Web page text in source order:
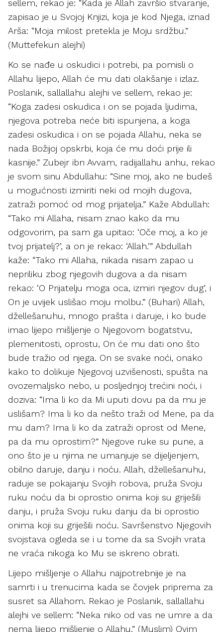
sellem, rekao je: “Kada je Allah završio stvaranje,
zapisao je u Svojoj Knjizi, koja je kod Njega, iznad
Arša: “Moja milost pretekla je Moju srdžbu.”
(Muttefekun alejhi)
Ko se nađe u oskudici i potrebi, pa pomisli o
Allahu lijepo, Allah će mu dati olakšanje i izlaz.
Poslanik, sallallahu alejhi ve sellem, rekao je:
“Koga zadesi oskudica i on se pojada ljudima,
njegova potreba neće biti ispunjena, a koga
zadesi oskudica i on se pojada Allahu, neka se
nada Božijoj opskrbi, koja će mu doći prije ili
kasnije.” Zubejr ibn Avvam, radijallahu anhu, rekao
je svom sinu Abdullahu: “Sine moj, ako ne budeš
u mogućnosti izmiriti neki od mojih dugova,
zatraži pomoć od mog prijatelja.” Kaže Abdullah:
“Tako mi Allaha, nisam znao kako da mu
odgovorim, pa sam ga upitao: ‘Oče moj, a ko je
tvoj prijatelj?’, a on je rekao: ‘Allah.’” Abdullah
kaže: “Tako mi Allaha, nikada nisam zapao u
nepriliku zbog njegovih dugova a da nisam
rekao: ‘O Prijatelju moga oca, izmiri njegov dug’, i
On je uvijek uslišao moju molbu.” (Buhari) Allah,
džellešanuhu, mnogo prašta i daruje, i ko bude
imao lijepo mišljenje o Njegovom bogatstvu,
plemenitosti, oprostu, On će mu dati ono što
bude tražio od njega. On se svake noći, onako
kako to dolikuje Njegovoj uzvišenosti, spušta na
ovozemaljsko nebo, u posljednjoj trećini noći, i
doziva: “Ima li ko da Mi uputi dovu pa da mu je
uslišam? Ima li ko da nešto traži od Mene, pa da
mu dam? Ima li ko da zatraži oprost od Mene,
pa da mu oprostim?” Njegove ruke su pune, a
ono što je u njima ne umanjuje se dijeljenjem,
obilno daruje, danju i noću. Allah, džellešanuhu,
raduje se pokajanju Svojih robova, pruža Svoju
ruku noću da bi oprostio onima koji su griješili
danju, i pruža Svoju ruku danju da bi oprostio
onima koji su griješili noću. Savršenstvo Njegovih
svojstava ogleda se i u tome da sa Svojih vrata
ne vraća nikoga ko Mu se iskreno obrati.
Lijepo mišljenje o Allahu najpotrebnije je na
samrti i u trenucima kada se čovjek priprema za
susret sa Allahom. Rekao je Poslanik, sallallahu
alejhi ve sellem: “Neka niko od vas ne umre a da
nema lijepo mišljenje o Allahu.” (Muslim) Ovim